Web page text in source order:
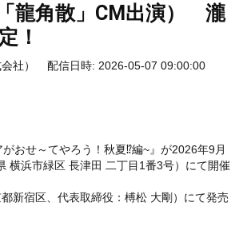
龍角散」CM出演） 瀧
！
社） 配信日時: 2026-05-07 09:00:00
おせ～てやろう！秋夏⁉編~』が2026年9月
横浜市緑区 長津田 二丁目1番3号）にて開催
新宿区、代表取締役：榑松 大剛）にて発売